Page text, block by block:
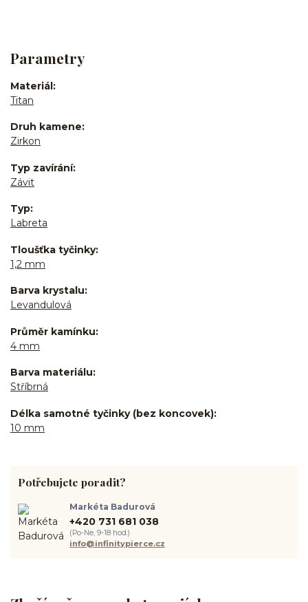
Parametry
Materiál
Titan
Druh kamene
Zirkon
Typ zavírání
Závit
Typ
Labreta
Tloušťka tyčinky
1,2 mm
Barva krystalu
Levandulová
Průměr kamínku
4 mm
Barva materiálu
Stříbrná
Délka samotné tyčinky (bez koncovek)
10 mm
Potřebujete poradit?
Markéta Badurová
+420 731 681 038
(Po-Ne, 9-18 hod.)
info@infinitypierce.cz